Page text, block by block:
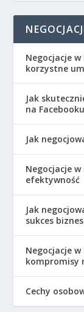
Negocjacje
korzystne
Jak
na Facebooku
Jak
Negocjacje
efektywność
Jak
sukces
Negocjacje
kompromisy
Cechy